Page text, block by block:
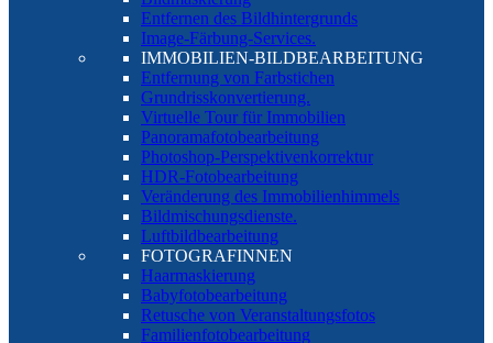
Entfernen des Bildhintergrunds
Image-Färbung-Services.
IMMOBILIEN-BILDBEARBEITUNG
Entfernung von Farbstichen
Grundrisskonvertierung.
Virtuelle Tour für Immobilien
Panoramafotobearbeitung
Photoshop-Perspektivenkorrektur
HDR-Fotobearbeitung
Veränderung des Immobilienhimmels
Bildmischungsdienste.
Luftbildbearbeitung
FOTOGRAFINNEN
Haarmaskierung
Babyfotobearbeitung
Retusche von Veranstaltungsfotos
Familienfotobearbeitung